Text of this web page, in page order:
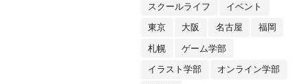
スクールライフ イベント
東京 大阪 名古屋 福岡
札幌 ゲーム学部
イラスト学部 オンライン学部